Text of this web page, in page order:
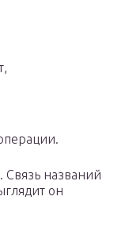
Связь названий
он